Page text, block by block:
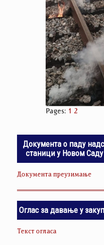
Pages: 1 2
Документа о паду
станици у Новом
Документа преузимање
Оглас за давање у
Текст огласа